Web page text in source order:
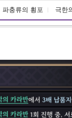
파충류의 횡포 극한